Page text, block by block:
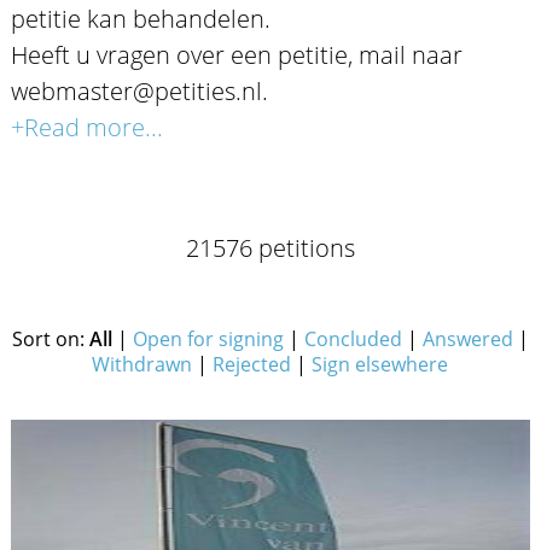
petitie kan behandelen.
Heeft u vragen over een petitie, mail naar
webmaster@petities.nl.
+Read more...
21576 petitions
Sort on: All| Open for signing| Concluded | Answered |
Withdrawn | Rejected |Sign elsewhere